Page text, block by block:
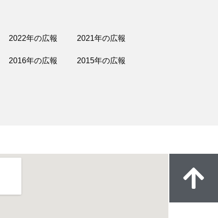
2022年の広報 2021年の広報
2016年の広報 2015年の広報